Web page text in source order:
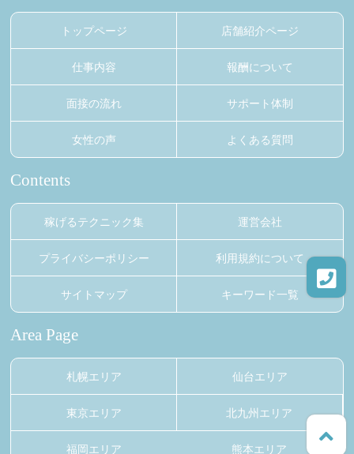
トップページ 店舗紹介ページ
仕事内容 報酬について
面接の流れ サポート体制
女性の声 よくある質問
Contents
稼げるテクニック集 運営会社
プライバシーポリシー 利用規約について
サイトマップ キーワード一覧
Area Page
札幌エリア 仙台エリア
東京エリア 北九州エリア
福岡エリア 熊本エリア